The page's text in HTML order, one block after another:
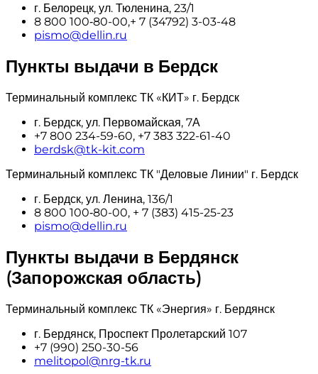
г. Белорецк, ул. Тюленина, 23/1
8 800 100‑80-00,+ 7 (34792) 3-03-48
pismo@dellin.ru
Пункты выдачи в Бердск
Терминальный комплекс ТК «КИТ» г. Бердск
г. Бердск, ул. Первомайская, 7А
+7 800 234-59-60, +7 383 322-61-40
berdsk@tk-kit.com
Терминальный комплекс ТК "Деловые Линии" г. Бердск
г. Бердск, ул. Ленина, 136/1
8 800 100‑80-00, + 7 (383) 415-25-23
pismo@dellin.ru
Пункты выдачи в Бердянск
(Запорожская область)
Терминальный комплекс ТК «Энергия» г. Бердянск
г. Бердянск, Проспект Пролетарский 107
+7 (990) 250-30-56
melitopol@nrg-tk.ru